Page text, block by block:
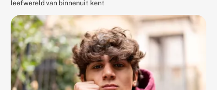
leefwereld van binnenuit kent